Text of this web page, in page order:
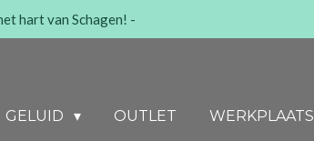
hart van Schagen! -
GELUID OUTLET WERKPLAATS